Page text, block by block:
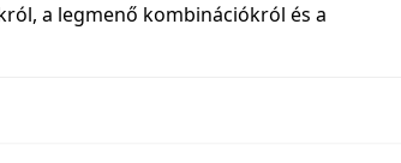
a legmenő kombinációkról és a